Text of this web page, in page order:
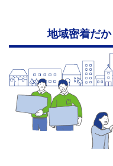
地域密着だ